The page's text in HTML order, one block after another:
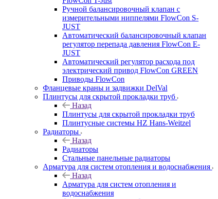
Ручной балансировочный клапан с
измерительными ниппелями FlowСon S-
JUST
Автоматический балансировочный клапан
регулятор перепада давления FlowСon E-
JUST
Автоматический регулятор расхода под
электрический привод FlowСon GREEN
Приводы FlowCon
Фланцевые краны и задвижки DelVal
Плинтусы для скрытой прокладки труб
Назад
Плинтусы для скрытой прокладки труб
Плинтусные системы HZ Hans-Weitzel
Радиаторы
Назад
Радиаторы
Стальные панельные радиаторы
Арматура для систем отопления и водоснабжения
Назад
Арматура для систем отопления и
водоснабжения